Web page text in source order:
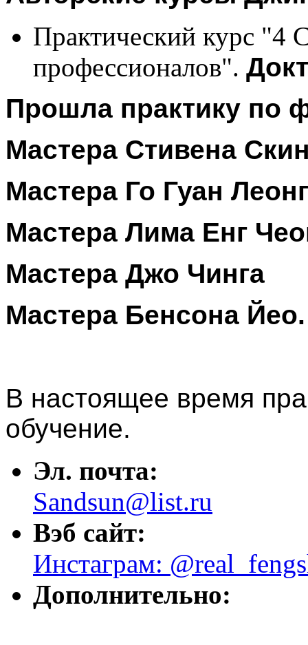
Практический курс "4
профессионалов".
Прошла практику по
Мастера Стивена
Мастера Го Гуан
Мастера Лима Енг
Мастера Джо Чинга
Мастера Бенсона Йео.
В настоящее время
обучение.
Эл. почта:
Sandsun@list.ru
Вэб сайт:
Инстаграм:
Дополнительно: